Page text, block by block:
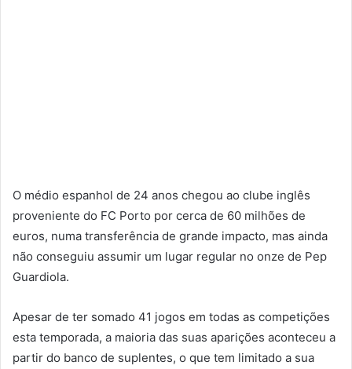
O médio espanhol de 24 anos chegou ao clube inglês
proveniente do FC Porto por cerca de 60 milhões de
euros, numa transferência de grande impacto, mas ainda
não conseguiu assumir um lugar regular no onze de Pep
Guardiola.
Apesar de ter somado 41 jogos em todas as competições
esta temporada, a maioria das suas aparições aconteceu a
partir do banco de suplentes, o que tem limitado a sua